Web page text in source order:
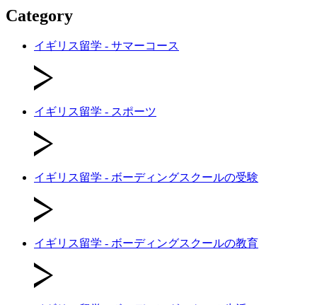
Category
イギリス留学 - サマーコース
イギリス留学 - スポーツ
イギリス留学 - ボーディングスクールの受験
イギリス留学 - ボーディングスクールの教育